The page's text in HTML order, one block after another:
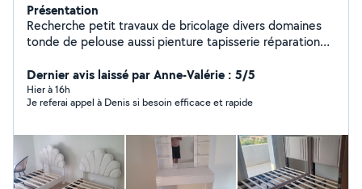
Présentation
Recherche petit travaux de bricolage divers domaines
tonde de pelouse aussi pienture tapisserie réparation
ventilateur au plafond,installation robot tondeuse etc.
Dernier avis laissé par Anne-Valérie : 5/5
Hier à 16h
Je referai appel à Denis si besoin efficace et rapide